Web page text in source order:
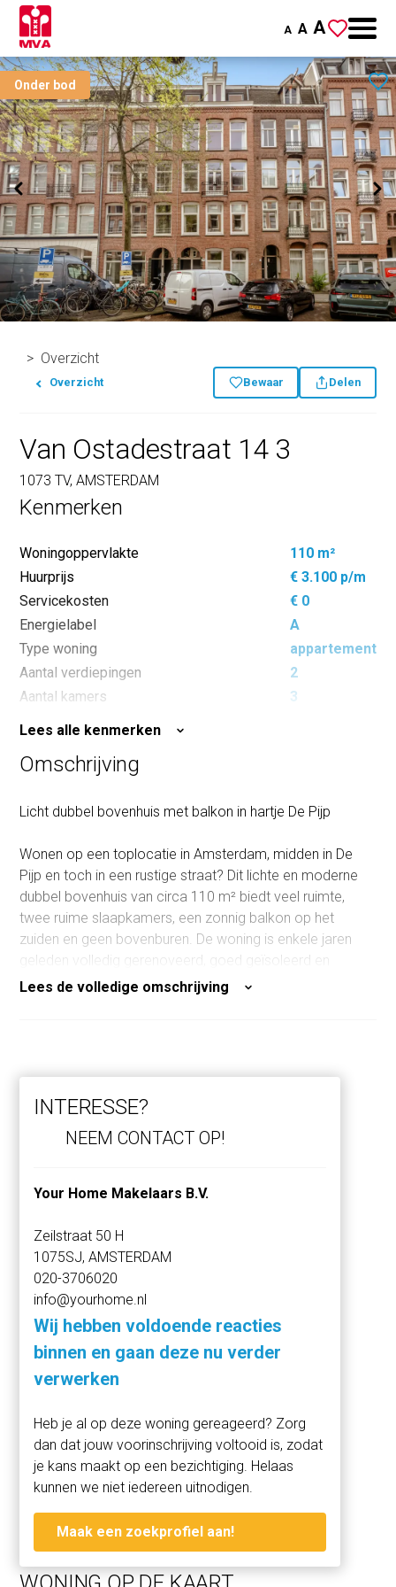
A A A
Onder bod
Overzicht
Overzicht Bewaar Delen
Van Ostadestraat 14 3
1073 TV, AMSTERDAM
Kenmerken
Woningoppervlakte
110 m²
Huurprijs
€ 3.100 p/m
Servicekosten
€ 0
Energielabel
A
Type woning
appartement
Aantal verdiepingen
2
Aantal kamers
3
Aantal slaapkamers
Oppervlakte buitenruimte
Lees alle kenmerken
Omschrijving
Licht dubbel bovenhuis met balkon in hartje De Pijp
Wonen op een toplocatie in Amsterdam, midden in De
Pijp en toch in een rustige straat? Dit lichte en moderne
dubbel bovenhuis van circa 110 m² biedt veel ruimte,
twee ruime slaapkamers, een zonnig balkon op het
zuiden en geen bovenburen. De woning is enkele jaren
geleden volledig gerenoveerd, goed geïsoleerd en
beschikt over energielabel A.
De hal geeft toegang tot de moderne keuken met diverse
balkon op het zuiden.
Op de vierde verdieping liggen twee ruime slaapkamers
en een moderne badkamer met ligbad, inloopdouche en
wastafel. In de slaapkamer aan de voorzijde bevindt zich
een kast met wasmachine en droger.
De woning is voorzien van laminaatvloeren en wordt
gestoffeerd / deels gemeubileerd verhuurd.
OMGEVING
De Van Ostadestraat ligt in het geliefde De Pijp, een van
de meest levendige en populaire buurten van
Amsterdam. De Albert Cuypmarkt, het Sarphatipark,
diverse supermarkten, winkels, cafés en restaurants
liggen allemaal op loopafstand.
Ook bekende plekken zoals Coffee & Coconuts, Bakers &
Lees de volledige omschrijving
INTERESSE?
NEEM CONTACT OP!
Your Home Makelaars B.V.
Zeilstraat 50 H
1075SJ, AMSTERDAM
020-3706020
info@yourhome.nl
Wij hebben voldoende reacties
binnen en gaan deze nu verder
verwerken
Heb je al op deze woning gereageerd? Zorg
dan dat jouw voorinschrijving voltooid is, zodat
je kans maakt op een bezichtiging. Helaas
kunnen we niet iedereen uitnodigen.
Maak een zoekprofiel aan!